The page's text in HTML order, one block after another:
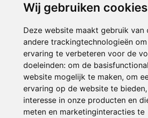
Wij gebruiken cookies
Deze website maakt gebruik van
andere trackingtechnologieën
ervaring te verbeteren voor de
doeleinden: om de
website mogelijk te maken, om
ervaring op de website te bieden,
interesse in onze producten en
meten en marketinginteracties te
ONDERDEEL VAN
© 2026 Sint Bernardus | Alle rechten